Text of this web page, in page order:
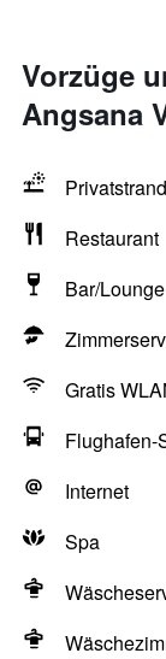
Vorzüge
Angsana
Privatstrand
Restaurant
Bar/Lounge
Gratis
Flughafen-
Internet
Spa